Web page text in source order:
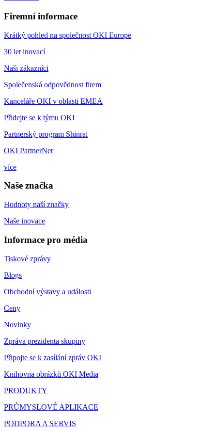
Firemní informace
Krátký pohled na společnost OKI Europe
30 let inovací
Naši zákazníci
Společenská odpovědnost firem
Kanceláře OKI v oblasti EMEA
Přidejte se k týmu OKI
Partnerský program Shinrai
OKI PartnerNet
více
Naše značka
Hodnoty naší značky
Naše inovace
Informace pro média
Tiskové zprávy
Blogs
Obchodní výstavy a události
Ceny
Novinky
Zpráva prezidenta skupiny
Připojte se k zasílání zpráv OKI
Knihovna obrázků OKI Media
PRODUKTY
PRŮMYSLOVÉ APLIKACE
PODPORA A SERVIS